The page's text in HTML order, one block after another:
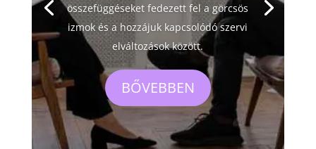
összefüggéseket fedezett fel a görcsös
izmok és a hozzájuk kapcsolódó szervi
elváltozások között.
BŐVEBBEN